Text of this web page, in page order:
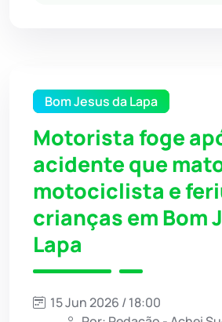
Bom Jesus da Lapa
Motorista foge
acidente que
motociclista e
crianças em Bom
Lapa
15 Jun 2026 / 18:00